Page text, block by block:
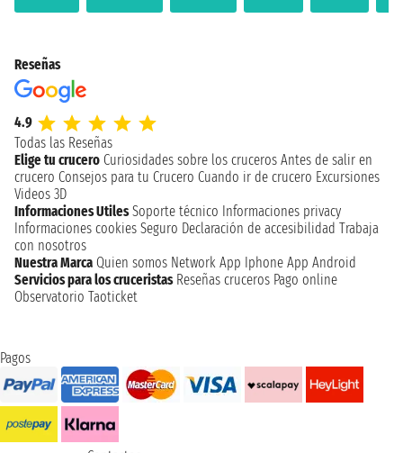
Reseñas
4.9
Todas las Reseñas
Elige tu crucero Curiosidades sobre los cruceros Antes de salir en
crucero Consejos para tu Crucero Cuando ir de crucero Excursiones
Videos 3D
Informaciones Utiles Soporte técnico Informaciones privacy
Informaciones cookies Seguro Declaración de accesibilidad Trabaja
con nosotros
Nuestra Marca Quien somos Network App Iphone App Android
Servicios para los cruceristas Reseñas cruceros Pago online
Observatorio Taoticket
Pagos